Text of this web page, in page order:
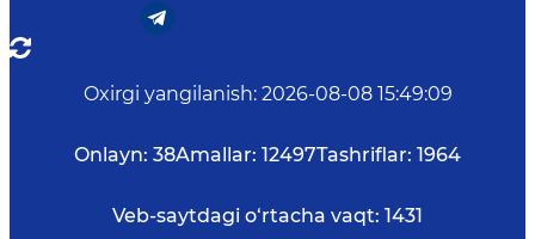
Oxirgi yangilanish: 2026-08-08 15:49:09
Onlayn: 38Amallar: 12497Tashriflar: 1964
Veb-saytdagi o‘rtacha vaqt: 1431